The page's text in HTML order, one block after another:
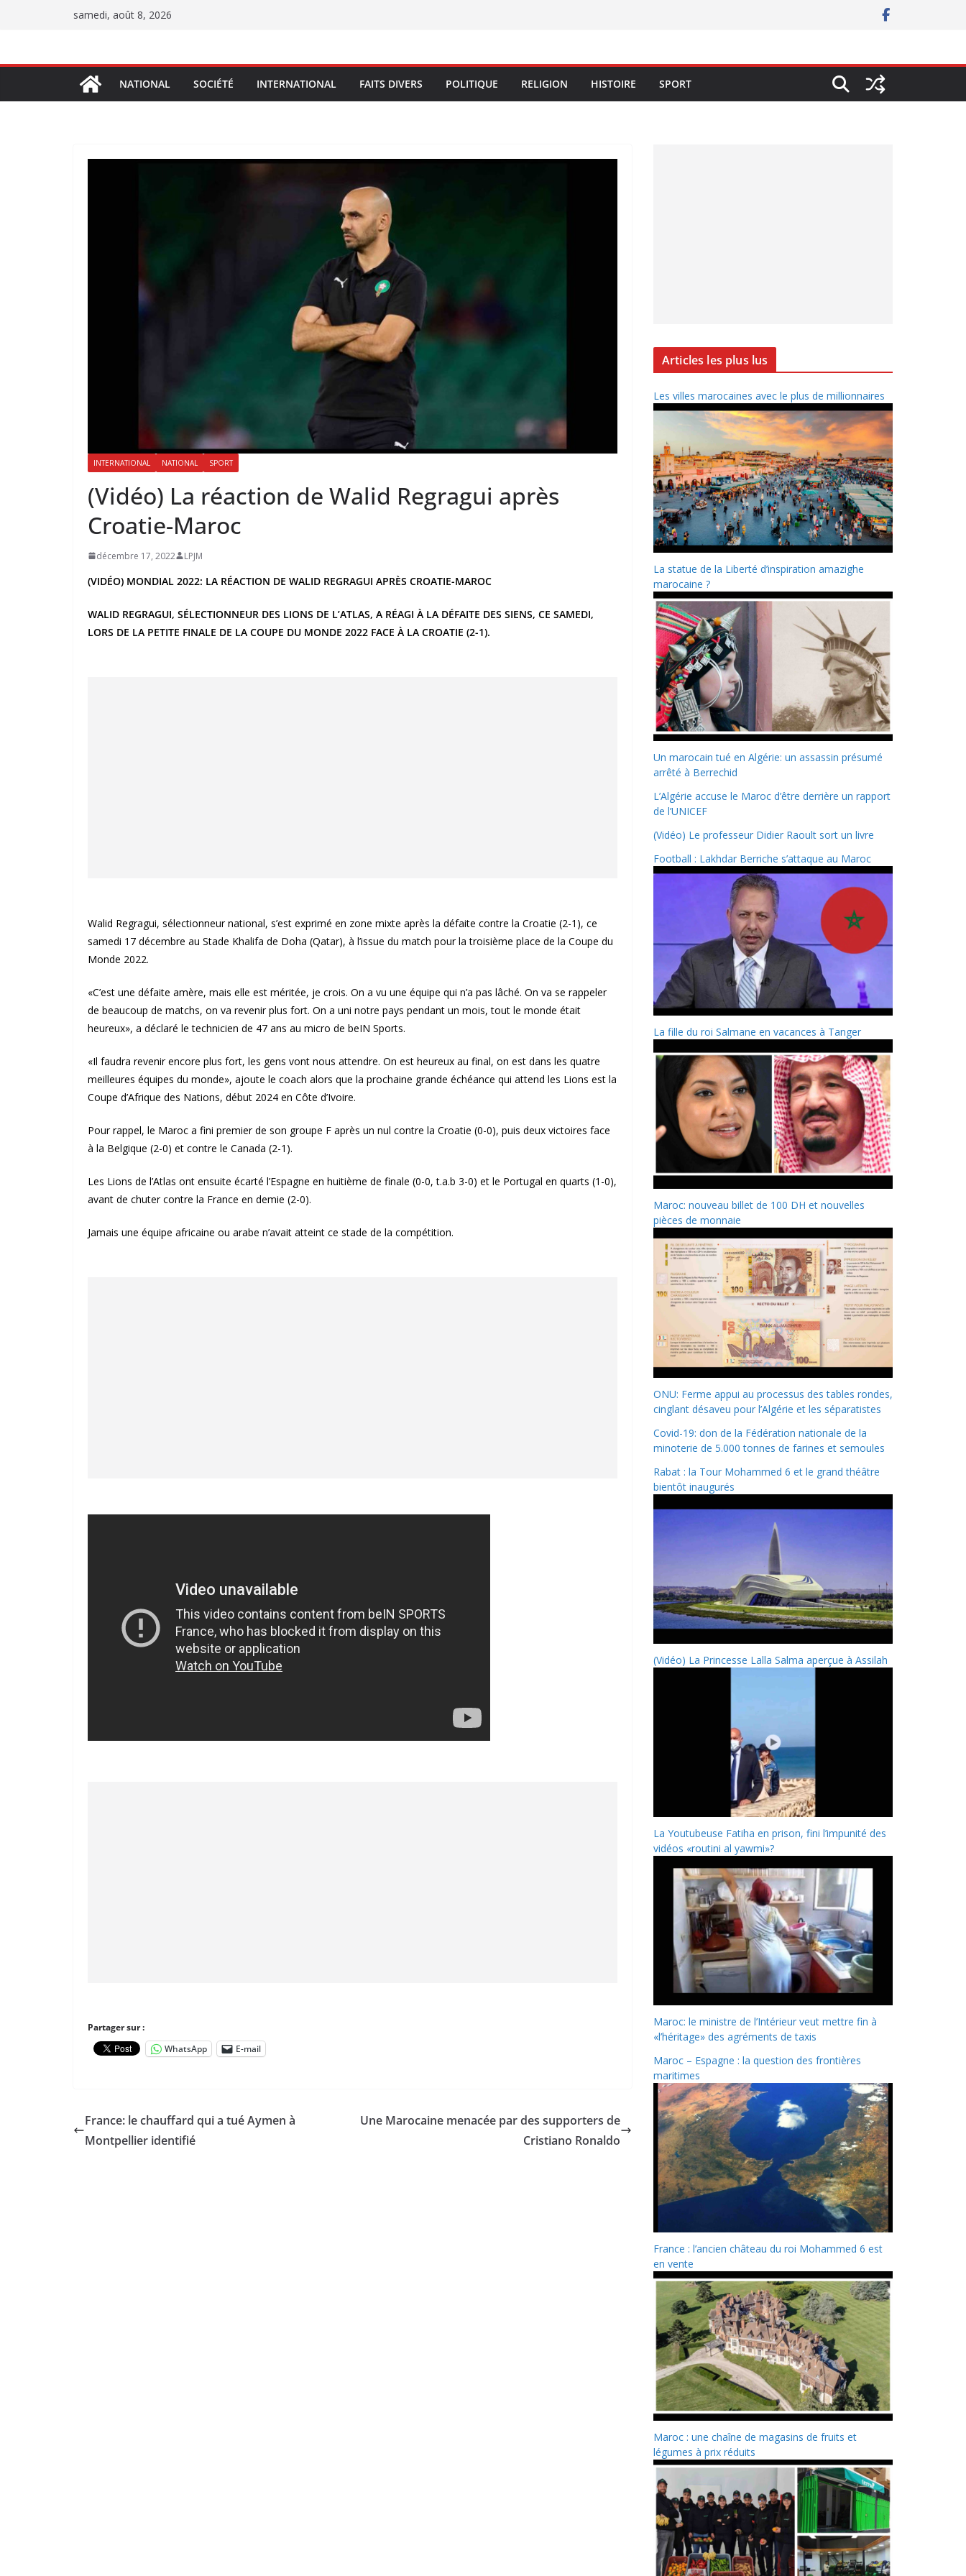
samedi, août 8, 2026
NATIONAL SOCIÉTÉ INTERNATIONAL FAITS DIVERS POLITIQUE RELIGION HISTOIRE SPORT
INTERNATIONAL NATIONAL SPORT
(Vidéo) La réaction de Walid Regragui après
Croatie-Maroc
décembre 17, 2022 LPJM
(VIDÉO) MONDIAL 2022: LA RÉACTION DE WALID REGRAGUI APRÈS CROATIE-MAROC
WALID REGRAGUI, SÉLECTIONNEUR DES LIONS DE L’ATLAS, A RÉAGI À LA DÉFAITE DES SIENS, CE SAMEDI,
LORS DE LA PETITE FINALE DE LA COUPE DU MONDE 2022 FACE À LA CROATIE (2-1).
Walid Regragui, sélectionneur national, s’est exprimé en zone mixte après la défaite contre la Croatie (2-1), ce
samedi 17 décembre au Stade Khalifa de Doha (Qatar), à l’issue du match pour la troisième place de la Coupe du
Monde 2022.
«C’est une défaite amère, mais elle est méritée, je crois. On a vu une équipe qui n’a pas lâché. On va se rappeler
de beaucoup de matchs, on va revenir plus fort. On a uni notre pays pendant un mois, tout le monde était
heureux», a déclaré le technicien de 47 ans au micro de beIN Sports.
«Il faudra revenir encore plus fort, les gens vont nous attendre. On est heureux au final, on est dans les quatre
meilleures équipes du monde», ajoute le coach alors que la prochaine grande échéance qui attend les Lions est la
Coupe d’Afrique des Nations, début 2024 en Côte d’Ivoire.
Pour rappel, le Maroc a fini premier de son groupe F après un nul contre la Croatie (0-0), puis deux victoires face
à la Belgique (2-0) et contre le Canada (2-1).
Les Lions de l’Atlas ont ensuite écarté l’Espagne en huitième de finale (0-0, t.a.b 3-0) et le Portugal en quarts (1-0),
avant de chuter contre la France en demie (2-0).
Jamais une équipe africaine ou arabe n’avait atteint ce stade de la compétition.
Partager sur :
WhatsApp
E-mail
France: le chauffard qui a tué Aymen à
Montpellier identifié
Une Marocaine menacée par des supporters de
Cristiano Ronaldo
Articles les plus lus
Les villes marocaines avec le plus de millionnaires
La statue de la Liberté d’inspiration amazighe
marocaine ?
Un marocain tué en Algérie: un assassin présumé
arrêté à Berrechid
L’Algérie accuse le Maroc d’être derrière un rapport
de l’UNICEF
(Vidéo) Le professeur Didier Raoult sort un livre
Football : Lakhdar Berriche s’attaque au Maroc
La fille du roi Salmane en vacances à Tanger
Maroc: nouveau billet de 100 DH et nouvelles
pièces de monnaie
ONU: Ferme appui au processus des tables rondes,
cinglant désaveu pour l’Algérie et les séparatistes
Covid-19: don de la Fédération nationale de la
minoterie de 5.000 tonnes de farines et semoules
Rabat : la Tour Mohammed 6 et le grand théâtre
bientôt inaugurés
(Vidéo) La Princesse Lalla Salma aperçue à Assilah
La Youtubeuse Fatiha en prison, fini l’impunité des
vidéos «routini al yawmi»?
Maroc: le ministre de l’Intérieur veut mettre fin à
«l’héritage» des agréments de taxis
Maroc – Espagne : la question des frontières
maritimes
France : l’ancien château du roi Mohammed 6 est
en vente
Maroc : une chaîne de magasins de fruits et
légumes à prix réduits